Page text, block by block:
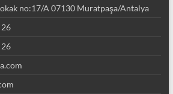
no:17/A 07130 Muratpaşa/Antalya